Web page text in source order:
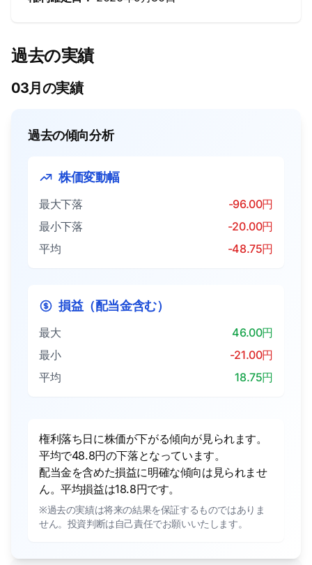
過去の実績
03月の実績
過去の傾向分析
株価変動幅
最大下落
-96.00円
最小下落
-20.00円
平均
-48.75円
損益（配当金含む）
最大
46.00円
最小
-21.00円
平均
18.75円
権利落ち日に株価が下がる傾向が見られます。
平均で48.8円の下落となっています。
配当金を含めた損益に明確な傾向は見られませ
ん。平均損益は18.8円です。
※過去の実績は将来の結果を保証するものではありま
せん。投資判断は自己責任でお願いいたします。